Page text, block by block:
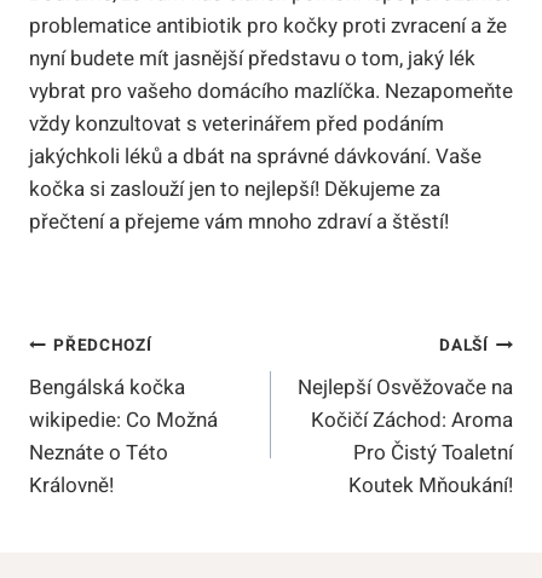
problematice antibiotik pro kočky proti zvracení a​ že ​
nyní budete mít jasnější představu o tom, ​jaký lék
vybrat pro ⁢vašeho domácího mazlíčka. Nezapomeňte
vždy konzultovat s veterinářem před podáním
jakýchkoli léků a dbát na správné⁢ dávkování. Vaše⁤
kočka ⁤si zaslouží jen to nejlepší! Děkujeme za
‌přečtení a přejeme vám ‌mnoho zdraví a⁣ štěstí!
Navigace
Pro
Příspěvek
PŘEDCHOZÍ
Bengálská kočka
wikipedie: Co Možná
Neznáte o Této
Královně!
DALŠÍ
Nejlepší Osvěžovače na
Kočičí Záchod: Aroma
Pro Čistý Toaletní
Koutek Mňoukání!